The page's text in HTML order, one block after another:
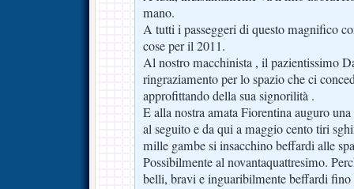
mano.
A tutti i passeggeri di questo magnifico
cose per il 2011.
Al nostro macchinista , il pazientissimo
ringraziamento per lo spazio che ci
approfittando della sua signorilità .
E alla nostra amata Fiorentina auguro
al seguito e da qui a maggio cento tiri
mille gambe si insacchino beffardi alle
Possibilmente al novantaquattresimo.
belli, bravi e inguaribilmente beffardi